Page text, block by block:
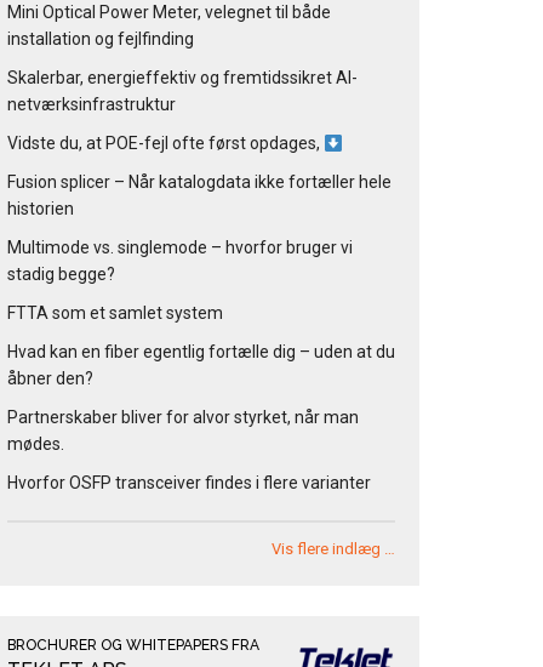
Mini Optical Power Meter, velegnet til både
installation og fejlfinding
Skalerbar, energieffektiv og fremtidssikret AI-
netværksinfrastruktur
Vidste du, at POE-fejl ofte først opdages,
Fusion splicer – Når katalogdata ikke fortæller hele
historien
Multimode vs. singlemode – hvorfor bruger vi
stadig begge?
FTTA som et samlet system
Hvad kan en fiber egentlig fortælle dig – uden at du
åbner den?
Partnerskaber bliver for alvor styrket, når man
mødes.
Hvorfor OSFP transceiver findes i flere varianter
Vis flere indlæg …
BROCHURER OG WHITEPAPERS FRA